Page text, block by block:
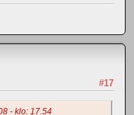
#17
- klo: 17.54